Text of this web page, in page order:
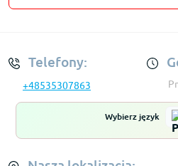
Telefony:
+48535307863
Wybierz język